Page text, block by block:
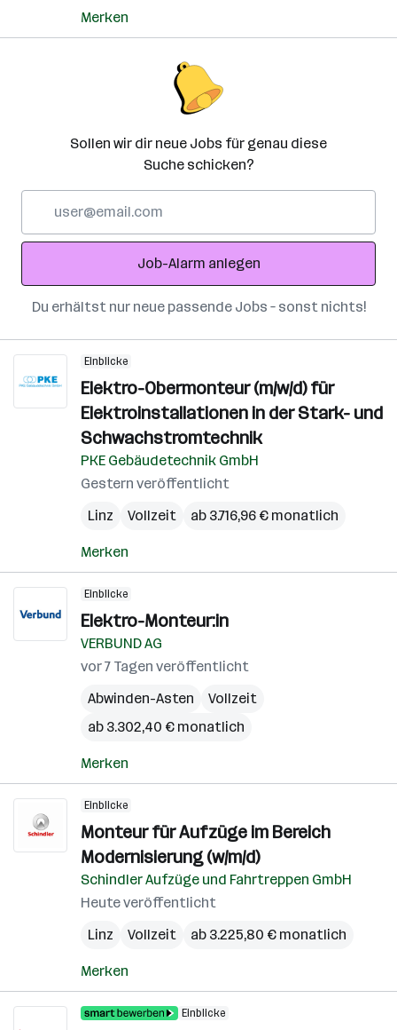
Merken
Sollen wir dir neue Jobs für genau diese
Suche schicken?
Adresse
Job-Alarm anlegen
Du erhältst nur neue passende Jobs – sonst nichts!
Einblicke
Elektro-Obermonteur (m/w/d) für
Elektroinstallationen in der Stark- und
Schwachstromtechnik
PKE Gebäudetechnik GmbH
Gestern veröffentlicht
Linz
Vollzeit ab 3.716,96 € monatlich
Merken
Einblicke
Elektro-Monteur:in
VERBUND AG
vor 7 Tagen veröffentlicht
Abwinden-Asten
Vollzeit
ab 3.302,40 € monatlich
Merken
Einblicke
Monteur für Aufzüge im Bereich
Modernisierung (w/m/d)
Schindler Aufzüge und Fahrtreppen GmbH
Heute veröffentlicht
Linz
Vollzeit ab 3.225,80 € monatlich
Merken
Einblicke